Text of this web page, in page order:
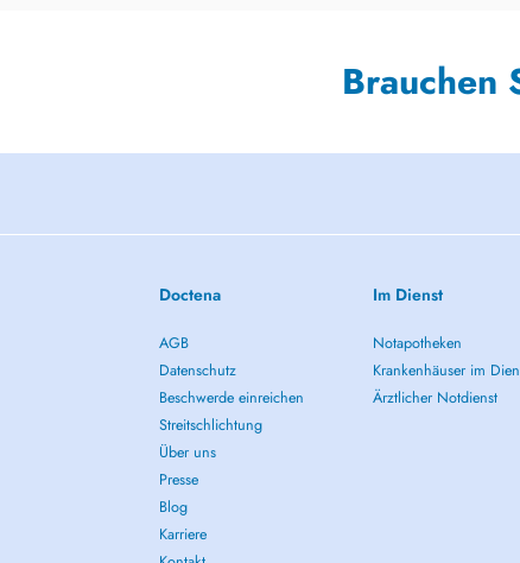
Brauchen
Doctena
AGB
Datenschutz
Beschwerde einreichen
Streitschlichtung
Über uns
Presse
Blog
Karriere
Im Dienst
Notapotheken
Krankenhäuser im
Ärztlicher Notdienst